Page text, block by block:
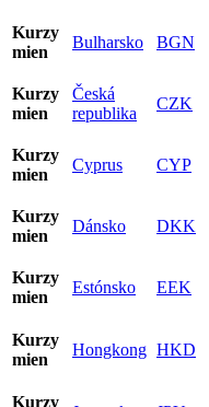
Kurzy
mien
Bulharsko BGN
Kurzy
mien
Česká
republika
CZK
Kurzy
mien
Cyprus CYP
Kurzy
mien
Dánsko DKK
Kurzy
mien
Estónsko EEK
Kurzy
mien
Hongkong HKD
Kurzy